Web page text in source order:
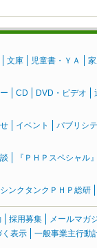
文庫 児童書・ＹＡ
CD DVD・ビデオ
イベント パブリシ
『ＰＨＰスペシャル
ンクタンクＰＨＰ総研
採用募集 メールマガ
く表示
一般事業主行動